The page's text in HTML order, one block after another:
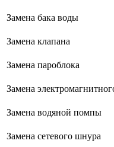
Замена бака воды
Замена клапана
Замена пароблока
Замена
Замена водяной помпы
Замена сетевого шнура